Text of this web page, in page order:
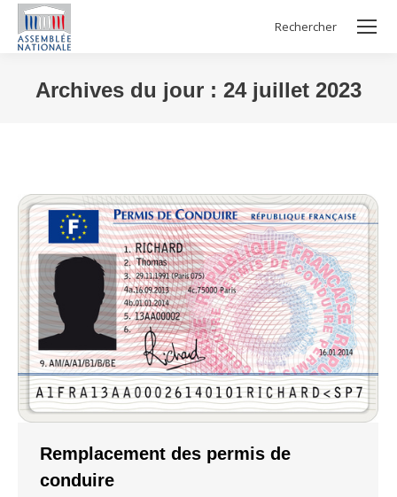
Search:
Rechercher
Archives du jour : 24 juillet 2023
Remplacement des permis de
conduire